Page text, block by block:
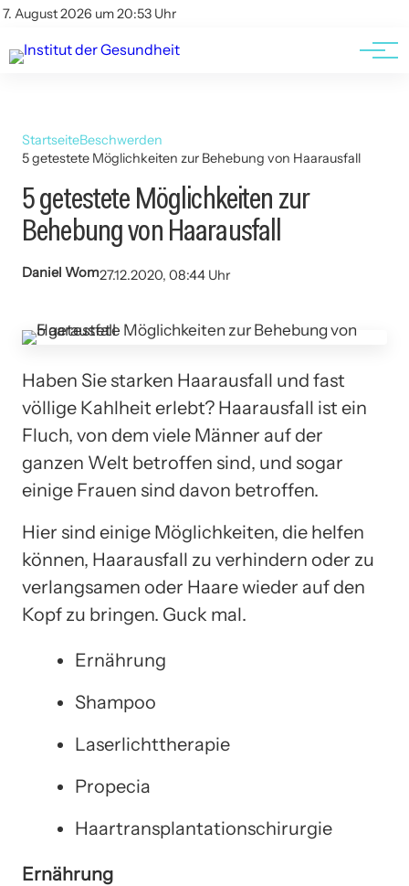
7. August 2026 um 20:53 Uhr
Kontakt
Kontakt
AGBs
StartseiteBeschwerden
5 getestete Möglichkeiten zur Behebung von Haarausfall
5 getestete Möglichkeiten zur
Behebung von Haarausfall
Daniel Wom27.12.2020, 08:44 Uhr
Haben Sie starken Haarausfall und fast
völlige Kahlheit erlebt? Haarausfall ist ein
Fluch, von dem viele Männer auf der
ganzen Welt betroffen sind, und sogar
einige Frauen sind davon betroffen.
Hier sind einige Möglichkeiten, die helfen
können, Haarausfall zu verhindern oder zu
verlangsamen oder Haare wieder auf den
Kopf zu bringen. Guck mal.
Ernährung
Shampoo
Laserlichttherapie
Propecia
Haartransplantationschirurgie
Ernährung